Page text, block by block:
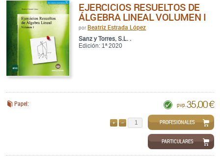
EJERCICIOS RESUELTOS DE
ÁLGEBRA LINEAL VOLUMEN I
por Beatriz Estrada López
Sanz y Torres, S.L. .
Edición: 1ª 2020
Papel: pvp. 35,00 €
QUITARPROFESIONALES
PARTICULARES